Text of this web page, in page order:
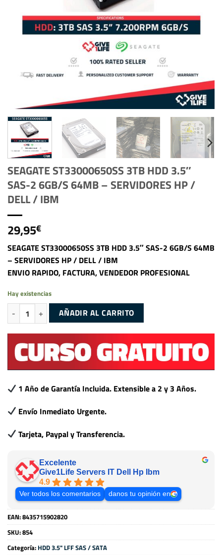
SEAGATE ST33000650SS 3TB HDD 3.5″
SAS-2 6GB/S 64MB – SERVIDORES HP /
DELL / IBM
29,95€
SEAGATE ST33000650SS 3TB HDD 3.5″ SAS-2 6GB/S 64MB
– SERVIDORES HP / DELL / IBM
ENVIO RAPIDO, FACTURA, VENDEDOR PROFESIONAL
Hay existencias
SEAGATE ST33000650SS 3TB HDD 3.5" SAS-2 6GB/S 64MB -
AÑADIR AL CARRITO
1 Año de Garantía Incluida. Extensible a 2 y 3 Años.
Envío Inmediato Urgente.
Tarjeta, Paypal y Transferencia.
Excelente
Give1Life Servers IT Dell Hp Ibm
4.9
Ver todos los comentarios danos tu opinión en
EAN:8435715902820
SKU:854
Categoría: HDD 3.5" LFF SAS / SATA